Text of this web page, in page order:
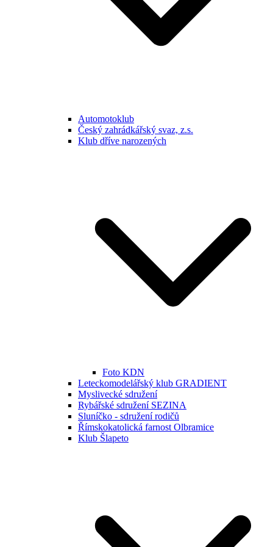
Automotoklub
Český zahrádkářský svaz, z.s.
Klub dříve narozených
Foto KDN
Leteckomodelářský klub GRADIENT
Myslivecké sdružení
Rybářské sdružení SEZINA
Sluníčko - sdružení rodičů
Římskokatolická farnost Olbramice
Klub Šlapeto